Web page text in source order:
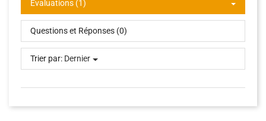
Évaluations (1)
Questions et Réponses (0)
Trier par: Dernier